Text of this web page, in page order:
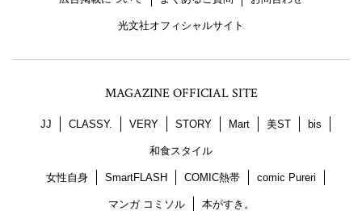
光文社オフィシャルサイト
MAGAZINE OFFICIAL SITE
JJ CLASSY. VERY STORY Mart 美ST bis
和食スタイル
女性自身 SmartFLASH COMIC熱帯 comic Pureri
マンガ コミソル 本がすき。